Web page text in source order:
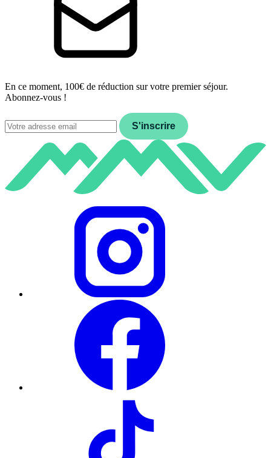
En ce moment, 100€ de réduction sur votre premier séjour.
Abonnez-vous !
S'inscrire